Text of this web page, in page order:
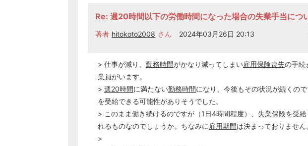
Re: 週20時間以下の労働時間になった場合の失業手当につ
著者 hitokoto2008 さん 2024年03月26日 20:13
> 仕事が減り、 勤務時間がかなり減ってしまい雇用保険喪失の手続
業員がいます。
> 週20時間に満たない勤務時間になり、今後もその状況が続くの
を受給できる可能性がありそうでした。
> このまま働き続けるのですが（1日4時間程度）、 失業保険を受
れるものなのでしょうか。ちなみに 雇用期間は決まっておりません
>